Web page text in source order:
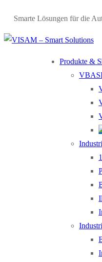
Smarte Lösungen für die
Produkte &